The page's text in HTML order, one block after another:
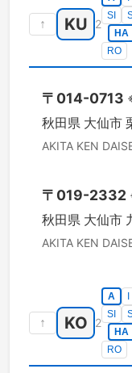
↑ KU 2
SI
HA
RO
〒 014-0713
秋田県 大仙市
AKITA KEN
〒 019-2332
秋田県 大仙市
AKITA KEN
↑ KO 2
A
SI
HA
RO